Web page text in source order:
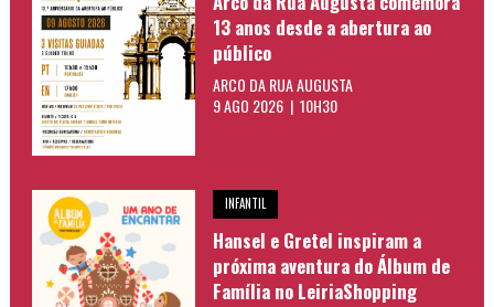
13 anos desde a abertura ao
público
ARCO DA RUA AUGUSTA
9 AGO 2026 | 10H30
INFANTIL
Hansel e Gretel inspiram a
próxima aventura do Álbum de
Família no LeiriaShopping